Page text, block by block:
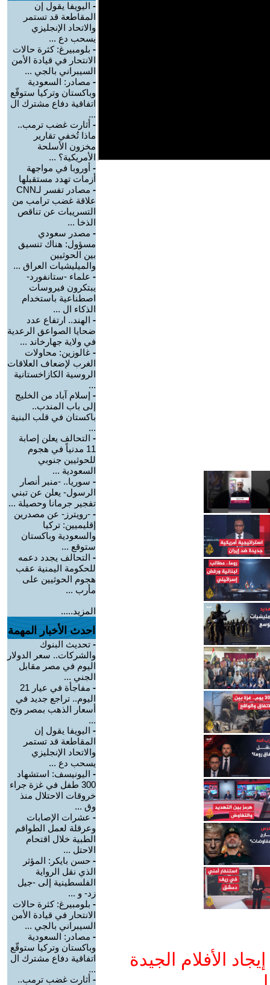
الأفلام الجيدة
- اليويفا يقول إن
المقاطعة قد تستمر
والاتحاد الإنجليزي
يسحب دع ...
- بلومبيرغ: كثرة حالات
الانتحار في قيادة الأمن
السيبراني بالجي ...
- مصادر: السعودية
وباكستان وتركيا ستوقّع
اتفاقية دفاع مشترك ال
...
- أثارت غضب ترمب..
ماذا تُخفي تقارير
مخزون الأسلحة
الأمريكية؟ ...
- أوروبا في مواجهة
أزمات تهدد مستقبلها
-
مصادر تفسر لـCNN
علاقة غضب ترامب من
التسريبات عن تناقص
الذخا ...
- مصدر سعودي
مسؤول: هناك تنسيق
بين الحوثيين
والميليشيات العراق ...
- علماء -ستانفورد-
يبتكرون فيروسات
اصطناعية باستخدام
الذكاء ال ...
- الهند.. ارتفاع عدد
ضحايا الصواعق الرعدية
في ولاية جهارخاند ...
- غالوزين: محاولات
الغرب لإضعاف العلاقات
الروسية الكازاخستانية
...
- إسلام آباد من الخليج
إلى باب المندب..
باكستان في قلب البنية
...
- التحالف يعلن إصابة
11 مدنياً في هجوم
للحوثيين جنوبي
السعودية ...
- سوريا.. -منبر أنصار
الرسول- يعلن عن تبني
تفجير جرمانا وحصيلة ...
- -رويترز- عن مصدرين
إقليميين: تركيا
والسعودية وباكستان
ستوقع ...
- التحالف يجدد دعمه
للحكومة اليمنية عقب
هجوم الحوثيين على
مأرب ...
المزيد.....
احدث الأخبار المهمة
- تحديث البنوك
والشركات.. سعر الدولار
اليوم في مصر مقابل
الجني ...
-
مفاجأة في عيار 21
اليوم.. تراجع جديد في
أسعار الذهب بمصر وتح
...
- اليويفا يقول إن
المقاطعة قد تستمر
والاتحاد الإنجليزي
يسحب دع ...
- اليونيسف: استشهاد
300 طفل في غزة جراء
خروقات الاحتلال منذ
وق ...
- عشرات الإصابات
وعرقلة لعمل الطواقم
الطبية خلال اقتحام
الاحتل ...
- حسن بايكر: المؤثر
الذي نقل الرواية
الفلسطينية إلى -جيل
زد- و ...
- بلومبيرغ: كثرة حالات
الانتحار في قيادة الأمن
السيبراني بالجي ...
- مصادر: السعودية
وباكستان وتركيا ستوقّع
اتفاقية دفاع مشترك ال
...
- أثارت غضب ترمب..